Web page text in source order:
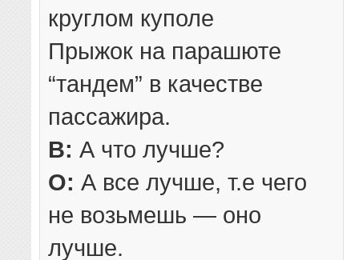
круглом куполе
Прыжок на парашюте
“тандем” в качестве
пассажира.
В: А что лучше?
О: А все лучше, т.е чего
не возьмешь — оно
лучше.